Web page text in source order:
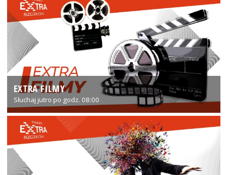
EXTRA FILMY
Słuchaj jutro po godz. 08:00